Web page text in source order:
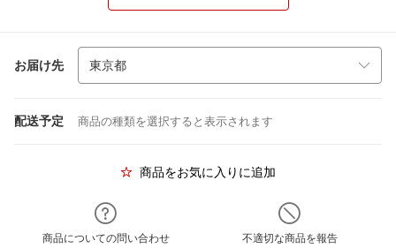
お届け先
配送予定 商品の種類を選択すると表示されます
商品をお気に入りに追加
商品についての問い合わせ 不適切な商品を報告